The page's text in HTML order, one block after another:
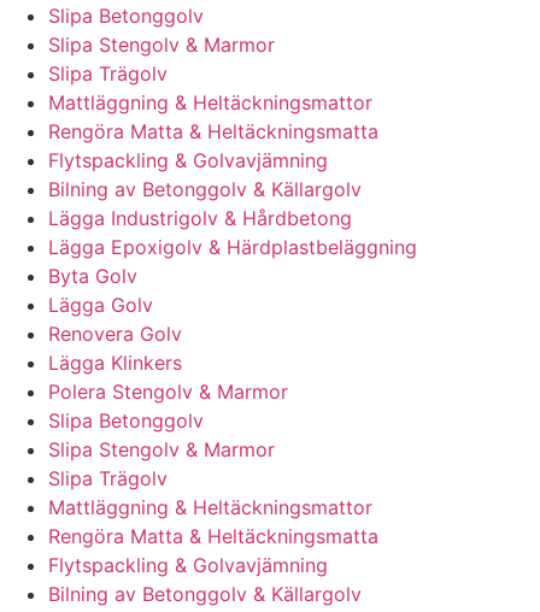
Slipa Betonggolv
Slipa Stengolv & Marmor
Slipa Trägolv
Mattläggning & Heltäckningsmattor
Rengöra Matta & Heltäckningsmatta
Flytspackling & Golvavjämning
Bilning av Betonggolv & Källargolv
Lägga Industrigolv & Hårdbetong
Lägga Epoxigolv & Härdplastbeläggning
Byta Golv
Lägga Golv
Renovera Golv
Lägga Klinkers
Polera Stengolv & Marmor
Slipa Betonggolv
Slipa Stengolv & Marmor
Slipa Trägolv
Mattläggning & Heltäckningsmattor
Rengöra Matta & Heltäckningsmatta
Flytspackling & Golvavjämning
Bilning av Betonggolv & Källargolv